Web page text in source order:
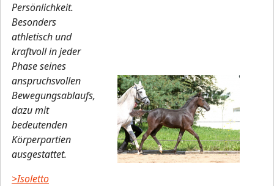
Persönlichkeit.
Besonders
athletisch und
kraftvoll in jeder
Phase seines
anspruchsvollen
Bewegungsablaufs,
dazu mit
bedeutenden
Körperpartien
ausgestattet.
>Isoletto